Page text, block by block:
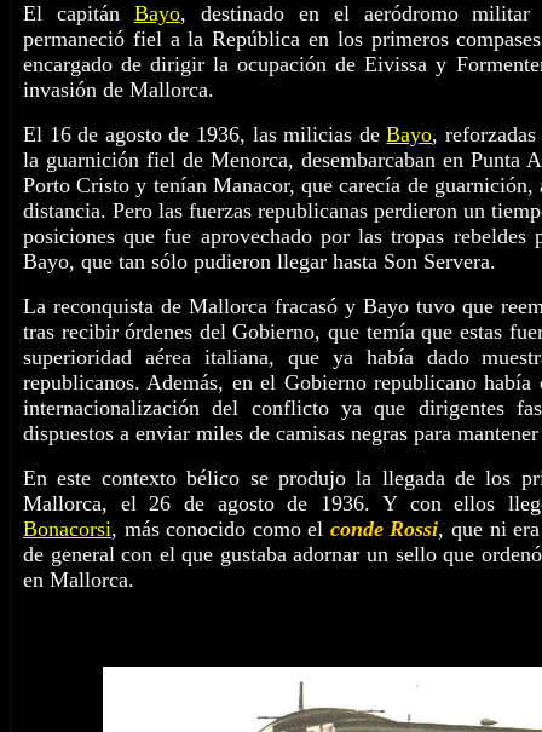
El capitán Bayo, destinado en el aeródromo
permaneció fiel a la República en los primeros
encargado de dirigir la ocupación de Eivissa y
invasión de Mallorca.
El 16 de agosto de 1936, las milicias deBayo,
la guarnición fiel de Menorca, desembarcaban en Punta
Porto Cristo y tenían Manacor, que carecía de guarnición,
distancia. Pero las fuerzas republicanas perdieron un
posiciones que fue aprovechado por las tropas rebeldes
Bayo, que tan sólo pudieron llegar hasta Son Servera.
La reconquista de Mallorca fracasó y Bayo tuvo que
tras recibir órdenes del Gobierno, que temía que estas
superioridad aérea italiana, que ya había dado
republicanos. Además, en el Gobierno republicano
internacionalización del conflicto ya que dirigentes
dispuestos a enviar miles de camisas negras para
En este contexto bélico se produjo la llegada de los
Mallorca, el 26 de agosto de 1936. Y con ellos
Bonacorsi, más conocido como el conde Rossi, que ni
de general con el que gustaba adornar un sello que
en Mallorca.